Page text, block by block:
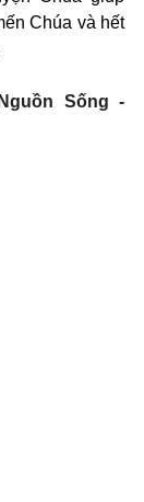
Chúa và hết
Sống -